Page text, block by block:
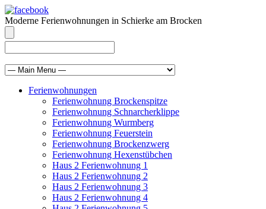
Moderne Ferienwohnungen in Schierke am Brocken
Ferienwohnungen
Ferienwohnung Brockenspitze
Ferienwohnung Schnarcherklippe
Ferienwohnung Wurmberg
Ferienwohnung Feuerstein
Ferienwohnung Brockenzwerg
Ferienwohnung Hexenstübchen
Haus 2 Ferienwohnung 1
Haus 2 Ferienwohnung 2
Haus 2 Ferienwohnung 3
Haus 2 Ferienwohnung 4